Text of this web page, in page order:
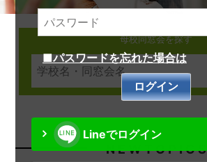
■パスワードを忘れた場合は
Lineでログイン
母校同窓会を探す
N E W T O P I C S